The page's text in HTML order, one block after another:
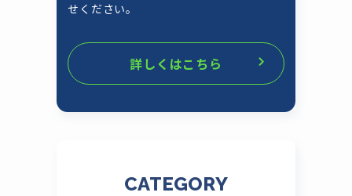
せください。
詳しくはこちら
CATEGORY